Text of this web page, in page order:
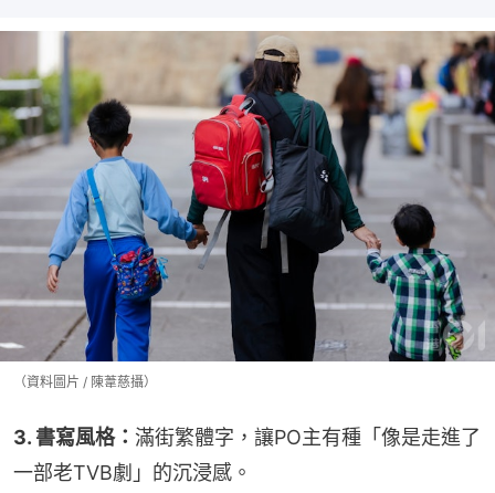
（資料圖片 / 陳葦慈攝）
3. 書寫風格： 滿街繁體字，讓PO主有種「像是走進了
一部老TVB劇」的沉浸感。